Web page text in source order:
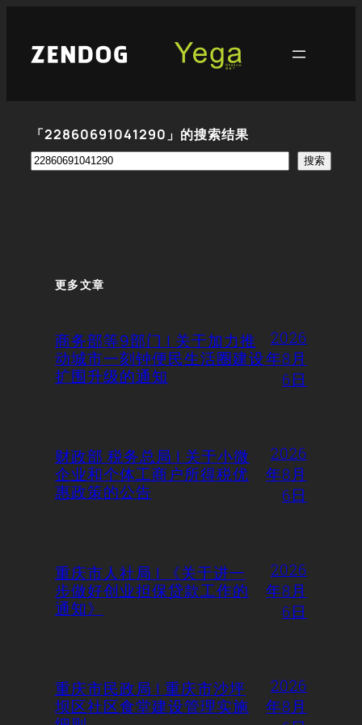
「22860691041290」的搜索结果
搜
搜索
更多文章
商务部等9部门 | 关于加力推
动城市一刻钟便民生活圈建设
扩围升级的通知
2026
年8月
6日
财政部 税务总局 | 关于小微
企业和个体工商户所得税优
惠政策的公告
2026
年8月
6日
重庆市人社局 | 《关于进一
步做好创业担保贷款工作的
通知》
2026
年8月
6日
重庆市民政局 | 重庆市沙坪
坝区社区食堂建设管理实施
2026
年8月